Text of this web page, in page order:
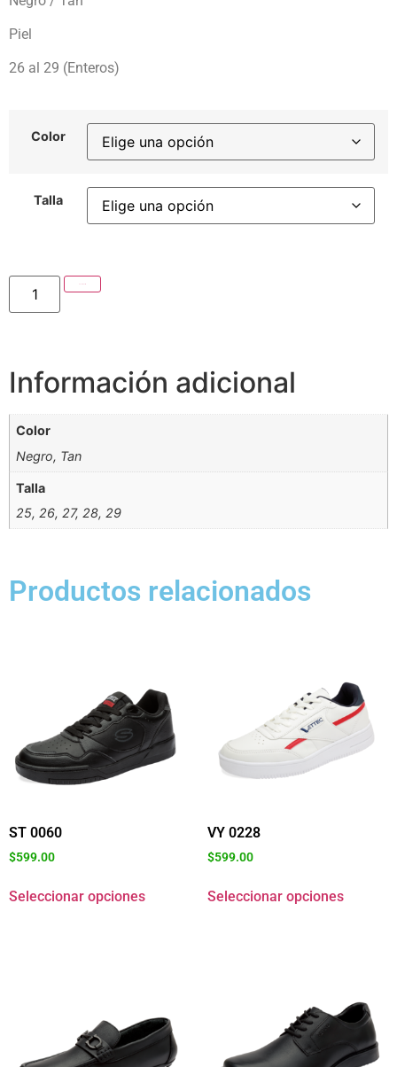
Piel
26 al 29 (Enteros)
Color
Talla
Información adicional
Color
Negro, Tan
Talla
25, 26, 27, 28, 29
Productos relacionados
ST 0060
$599.00
Seleccionar opciones
VY 0228
$599.00
Seleccionar opciones